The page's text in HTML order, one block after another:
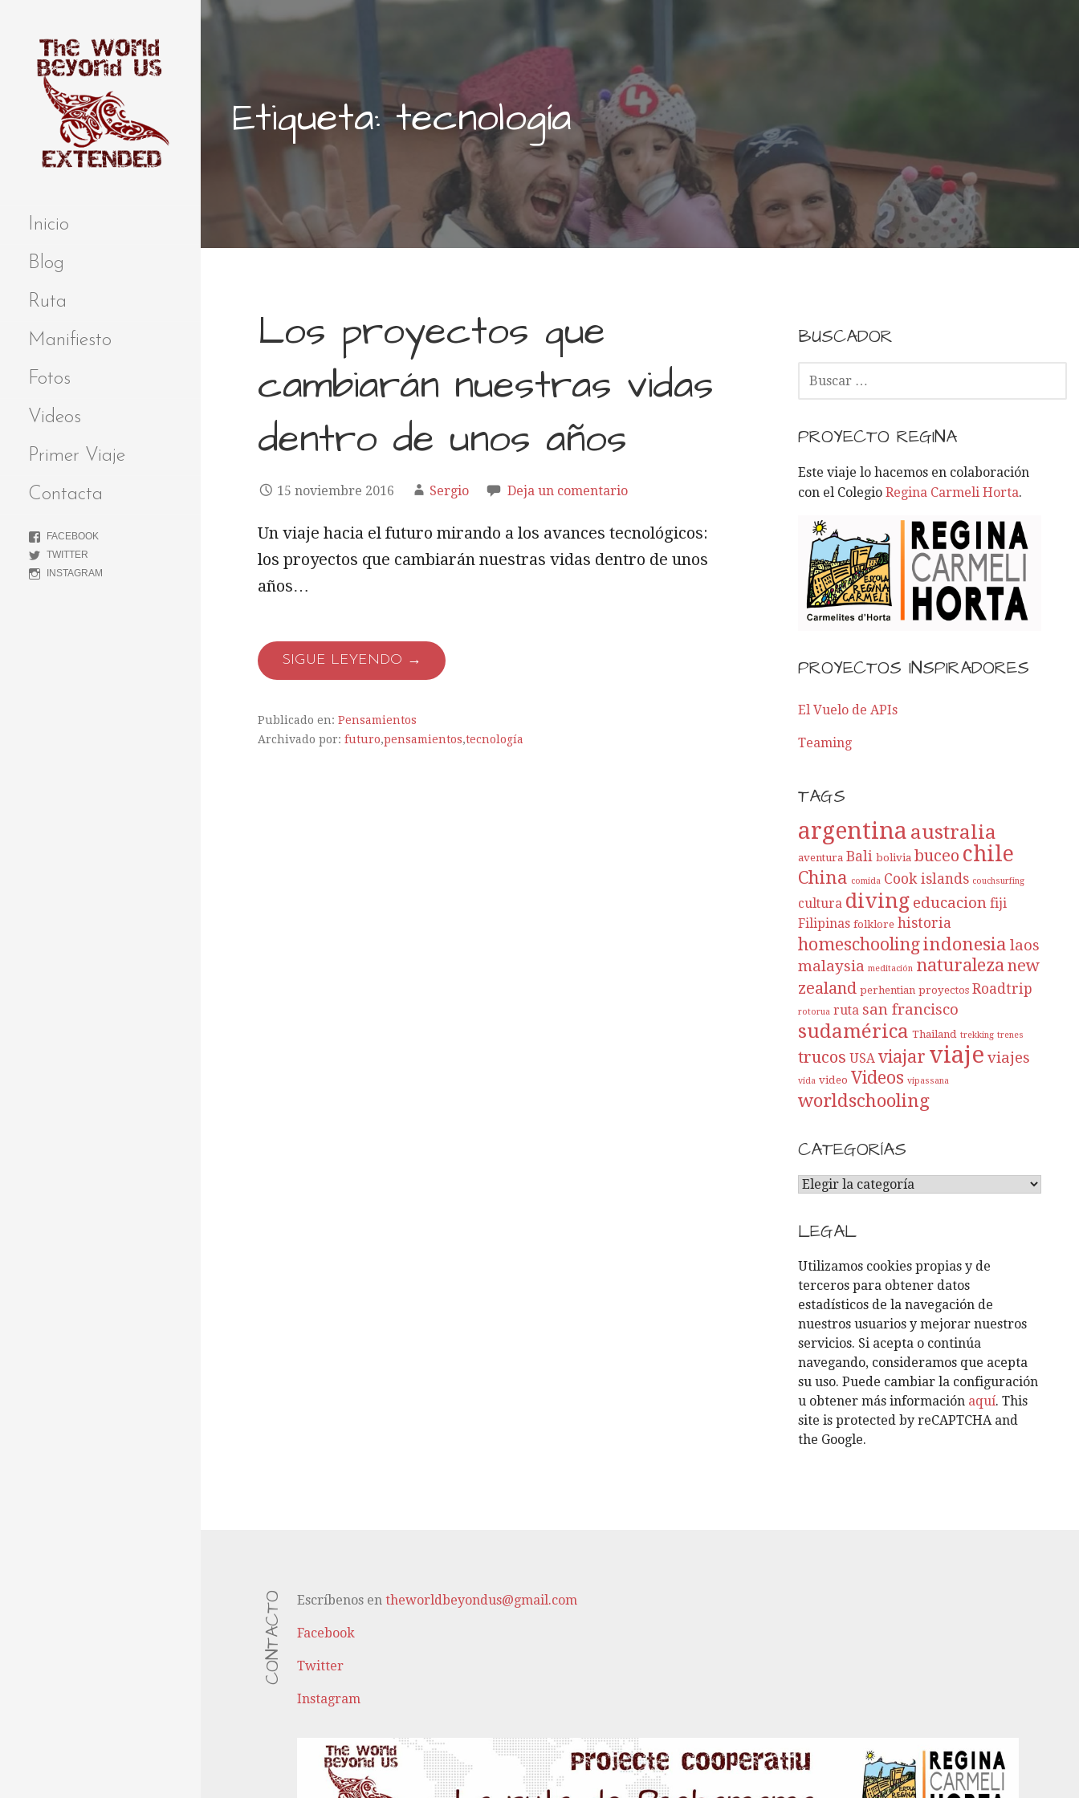
BEYOND US
Inicio
Blog
Ruta
Manifiesto
Fotos
Videos
Primer Viaje
Contacta
FACEBOOK
TWITTER
INSTAGRAM
Etiqueta: tecnología
Los proyectos que
cambiarán nuestras vidas
dentro de unos años
15 noviembre 2016 Sergio Deja un comentario
Un viaje hacia el futuro mirando a los avances tecnológicos:
los proyectos que cambiarán nuestras vidas dentro de unos
años…
SIGUE LEYENDO →
Publicado en: Pensamientos
Archivado por: futuro,pensamientos,tecnología
BUSCADOR
C
R
:
PROYECTO REGINA
Este viaje lo hacemos en colaboración
con el ColegioRegina Carmeli Horta.
PROYECTOS INSPIRADORES
El Vuelo de APIs
Teaming
TAGS
argentina australia
aventura Bali bolivia buceo chile
China comida Cook islands couchsurfing
cultura diving educacion fiji
Filipinas folklore historia
homeschoolingindonesia laos
malaysia meditación naturalezanew
zealand perhentian proyectos Roadtrip
rotorua ruta san francisco
sudamérica Thailand trekking trenes
trucos USA viajar viaje viajes
vida video Videos vipassana
worldschooling
CATEGORÍAS
C
T
E
G
O
R
Í
A
S
LEGAL
Utilizamos cookies propias y de
terceros para obtener datos
estadísticos de la navegación de
nuestros usuarios y mejorar nuestros
servicios. Si acepta o continúa
navegando, consideramos que acepta
su uso. Puede cambiar la configuración
u obtener más información aquí. This
site is protected by reCAPTCHA and
the Google.
CONTACTO Escríbenos entheworldbeyondus@gmail.com
Facebook
Twitter
Instagram